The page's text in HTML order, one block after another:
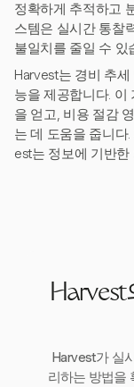
정확하게 추적하고
스템은 실시간 통찰
불일치를 줄일 수 있
Harvest는 경비 추
능을 제공합니다. 이
을 얻고, 비용 절감
는 데 도움을 줍니다
est는 정보에 기반
Harvest
Harvest가 실
리하는 방법을